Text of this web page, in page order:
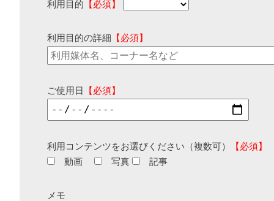
利用目的 【必須】
利用目的の詳細 【必須】
ご使用日 【必須】
利用コンテンツをお選びください（複数可）
【必須】
動画
写真 記事
メモ